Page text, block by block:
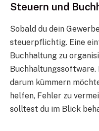
Steuern und
Sobald du dein
steuerpflichtig. Eine
Buchhaltung zu
darum kümmern
helfen, Fehler zu
solltest du im Blick